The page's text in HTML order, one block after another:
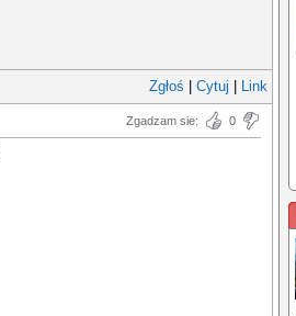
Zgłoś Cytuj Link
Zgadzam sie: 0